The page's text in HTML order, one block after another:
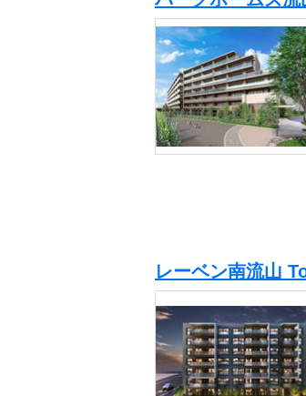
レーベン南流山